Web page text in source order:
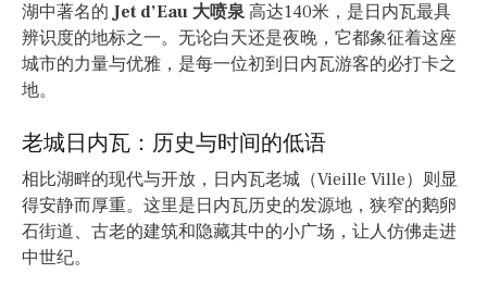
湖中著名的Jet d’Eau 大喷泉 高达140米，是日内瓦最具
辨识度的地标之一。无论白天还是夜晚，它都象征着这座
城市的力量与优雅，是每一位初到日内瓦游客的必打卡之
地。
老城日内瓦：历史与时间的低语
相比湖畔的现代与开放，日内瓦老城（Vieille Ville）则显
得安静而厚重。这里是日内瓦历史的发源地，狭窄的鹅卵
石街道、古老的建筑和隐藏其中的小广场，让人仿佛走进
中世纪。